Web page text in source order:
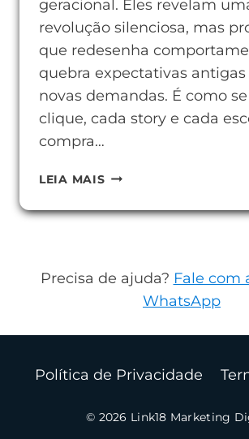
geracional. Eles revelam
revolução silenciosa, mas
que redesenha
quebra expectativas
novas demandas. É como
clique, cada story e cada
compra…
LEIA MAISHÁBITOS
JOVENS
QUE
ESPERAM
Precisa de ajuda? Fale com
WhatsApp
Política de Privacidade
© 2026 Link18 Marketing